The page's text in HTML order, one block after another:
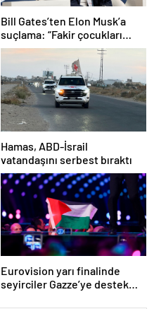
Bill Gates’ten Elon Musk’a
suçlama: “Fakir çocukları
öldürdü”
Hamas, ABD-İsrail
vatandaşını serbest bıraktı
Eurovision yarı finalinde
seyirciler Gazze’ye destek